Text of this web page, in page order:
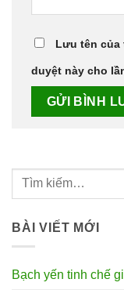
Lưu tên của
duyệt này cho
BÀI VIẾT MỚI
Bạch yến tinh chế